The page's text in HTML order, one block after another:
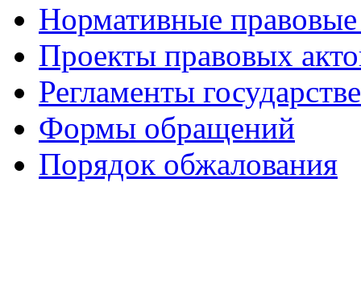
Нормативные
Проекты правовых
Регламенты
Формы обращений
Порядок обжалования